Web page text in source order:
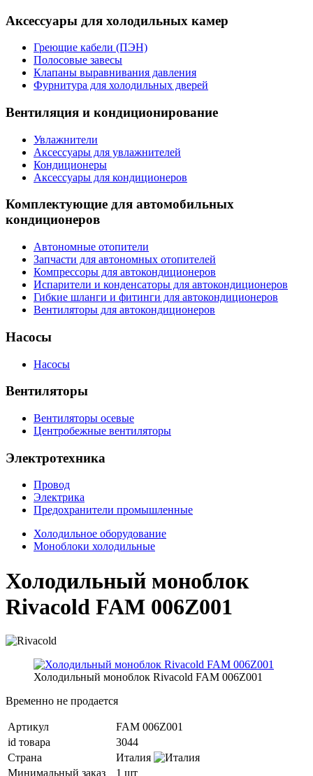
Аксессуары для холодильных камер
Греющие кабели (ПЭН)
Полосовые завесы
Клапаны выравнивания давления
Фурнитура для холодильных дверей
Вентиляция и кондиционирование
Увлажнители
Аксессуары для увлажнителей
Кондиционеры
Аксессуары для кондиционеров
Комплектующие для автомобильных
кондиционеров
Автономные отопители
Запчасти для автономных отопителей
Компрессоры для автокондиционеров
Испарители и конденсаторы для автокондиционеров
Гибкие шланги и фитинги для автокондиционеров
Вентиляторы для автокондиционеров
Насосы
Насосы
Вентиляторы
Вентиляторы осевые
Центробежные вентиляторы
Электротехника
Провод
Электрика
Предохранители промышленные
Холодильное оборудование
Моноблоки холодильные
Холодильный моноблок
Rivacold FAM 006Z001
Холодильный моноблок Rivacold FAM 006Z001
Временно не продается
Артикул
FAM 006Z001
id товара
3044
Страна
Италия
Минимальный заказ
1 шт